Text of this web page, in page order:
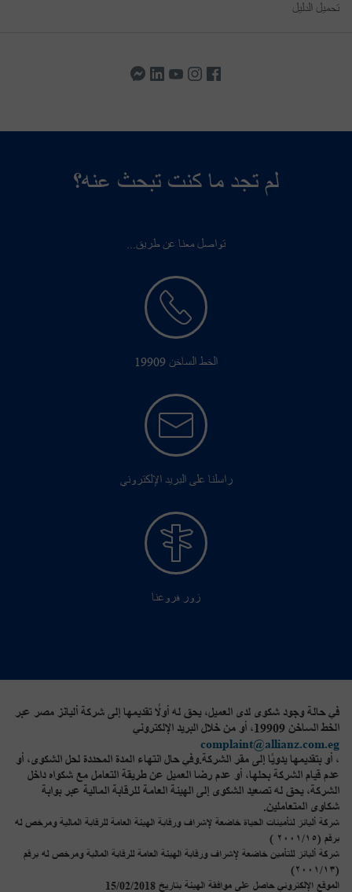
تحميل الدليل
لم تجد ما كنت تبحث عنه؟
تواصل معنا عن طريق...
الخط الساخن 19909
راسلنا على البريد الإلكتروني
زور فروعنا
في حالة وجود شكوى لدى العميل، يحق له أولًا تقديمها إلى شركة أليانز مصر عبر
الخط الساخن 19909، أو من خلال البريد الإلكتروني
complaint@allianz.com.eg
، أو بتقديمها يدويًا إلى مقر الشركة.وفي حال انتهاء المدة المحددة لحل الشكوى، أو
عدم قيام الشركة بحلها، أو عدم رضا العميل عن طريقة التعامل مع شكواه داخل
الشركة، يحق له تصعيد الشكوى إلى الهيئة العامة للرقابة المالية عبر بوابة
شكاوى المتعاملين.
شركة أليانز لتأمينات الحياة خاضعة لإشراف ورقابة الهيئة العامة للرقابة المالية ومرخص له
برقم (٢٠٠١/١٥ )
شركة أليانز للتأمين خاضعة لإشراف ورقابة الهيئة العامة للرقابة المالية ومرخص له برقم
(٢٠٠١/١٣)
الموقع الإلكتروني حاصل على موافقة الهيئة بتاريخ 15/02/2018